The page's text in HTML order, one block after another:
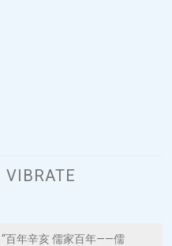
VIBRATE
“百年辛亥 儒家百年——儒